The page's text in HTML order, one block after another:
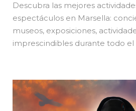
Descubra las mejores
espectáculos en Marsella:
museos, exposiciones,
imprescindibles durante todo el